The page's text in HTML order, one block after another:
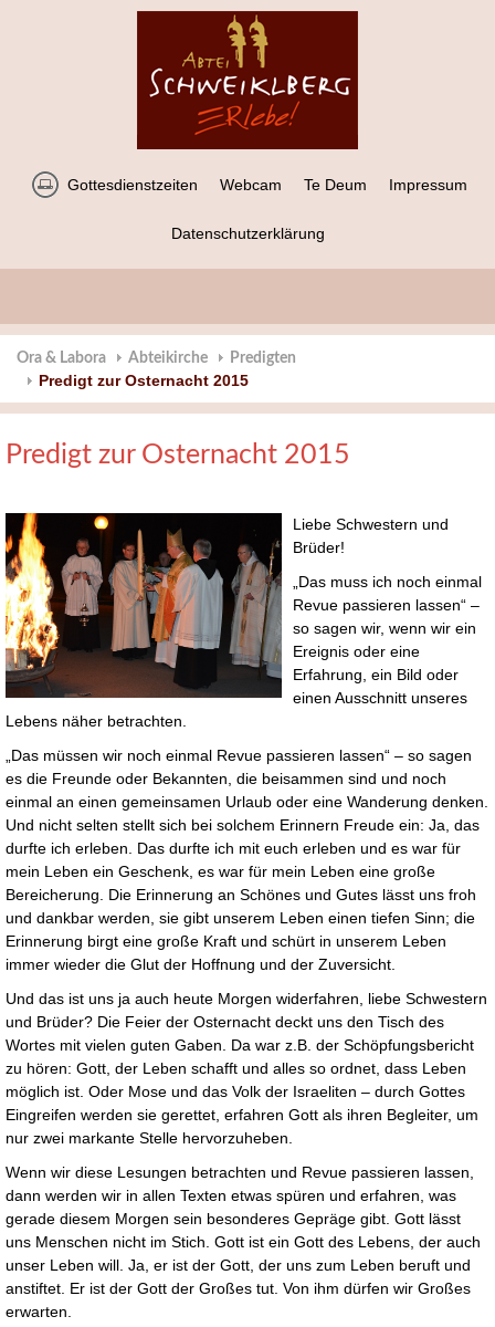
Gottesdienstzeiten Webcam Te Deum Impressum
Datenschutzerklärung
Ora & Labora Abteikirche Predigten
Predigt zur Osternacht 2015
Predigt zur Osternacht 2015
Liebe Schwestern und
Brüder!
„Das muss ich noch einmal
Revue passieren lassen“ –
so sagen wir, wenn wir ein
Ereignis oder eine
Erfahrung, ein Bild oder
einen Ausschnitt unseres
Lebens näher betrachten.
„Das müssen wir noch einmal Revue passieren lassen“ – so sagen
es die Freunde oder Bekannten, die beisammen sind und noch
einmal an einen gemeinsamen Urlaub oder eine Wanderung denken.
Und nicht selten stellt sich bei solchem Erinnern Freude ein: Ja, das
durfte ich erleben. Das durfte ich mit euch erleben und es war für
mein Leben ein Geschenk, es war für mein Leben eine große
Bereicherung. Die Erinnerung an Schönes und Gutes lässt uns froh
und dankbar werden, sie gibt unserem Leben einen tiefen Sinn; die
Erinnerung birgt eine große Kraft und schürt in unserem Leben
immer wieder die Glut der Hoffnung und der Zuversicht.
Und das ist uns ja auch heute Morgen widerfahren, liebe Schwestern
und Brüder? Die Feier der Osternacht deckt uns den Tisch des
Wortes mit vielen guten Gaben. Da war z.B. der Schöpfungsbericht
zu hören: Gott, der Leben schafft und alles so ordnet, dass Leben
möglich ist. Oder Mose und das Volk der Israeliten – durch Gottes
Eingreifen werden sie gerettet, erfahren Gott als ihren Begleiter, um
nur zwei markante Stelle hervorzuheben.
Wenn wir diese Lesungen betrachten und Revue passieren lassen,
dann werden wir in allen Texten etwas spüren und erfahren, was
gerade diesem Morgen sein besonderes Gepräge gibt. Gott lässt
uns Menschen nicht im Stich. Gott ist ein Gott des Lebens, der auch
unser Leben will. Ja, er ist der Gott, der uns zum Leben beruft und
anstiftet. Er ist der Gott der Großes tut. Von ihm dürfen wir Großes
erwarten.